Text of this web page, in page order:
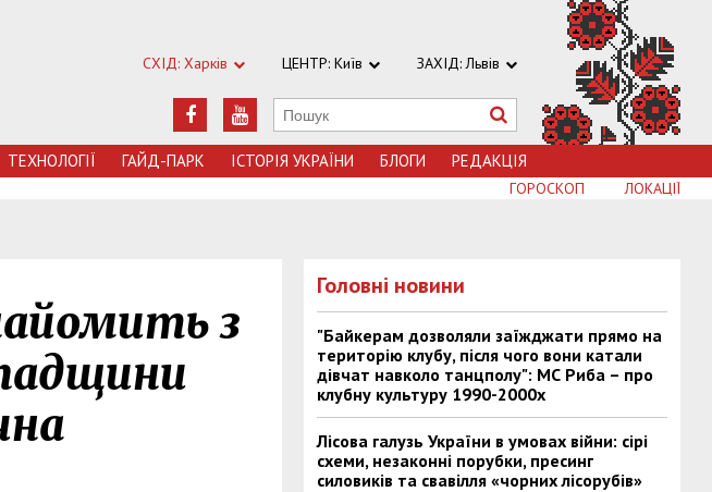
СХІД: Харків ЦЕНТР: Київ ЗАХІД: Львів
ТЕХНОЛОГIЇ ГАЙД-ПАРК ІСТОРІЯ УКРАЇНИ БЛОГИ РЕДАКЦІЯ
ЛОКАЦІЇ
ГОРОСКОП
з
Головні новини
"Байкерам дозволяли заїжджати прямо на
територію клубу, після чого вони катали
дівчат навколо танцполу": МС Риба – про
клубну культуру 1990-2000х
Лісова галузь України в умовах війни: сірі
схеми, незаконні порубки, пресинг
силовиків та свавілля «чорних лісорубів»